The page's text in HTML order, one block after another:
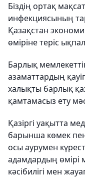
Біздің ортақ
инфекциясының
Қазақстан
өміріне теріс
Барлық
азаматтардың
халықты барлық
қамтамасыз ету
Қазіргі уақытта
барынша көмек
осы аурумен
адамдардың өмірі
кәсібилігі мен